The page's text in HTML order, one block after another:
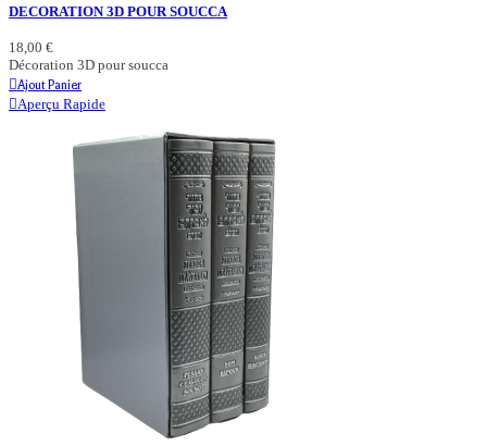
DECORATION 3D POUR SOUCCA
18,00 €
Décoration 3D pour soucca
Ajout Panier
Aperçu Rapide